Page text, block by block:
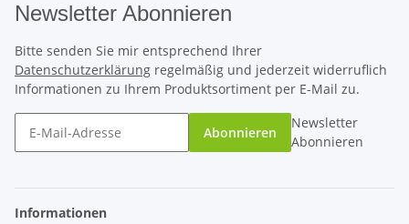
Newsletter Abonnieren
Bitte senden Sie mir entsprechend Ihrer
Datenschutzerklärung regelmäßig und jederzeit widerruflich
Informationen zu Ihrem Produktsortiment per E-Mail zu.
Abonnieren
Newsletter
Abonnieren
Informationen